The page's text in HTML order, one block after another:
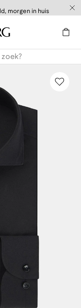
morgen in huis